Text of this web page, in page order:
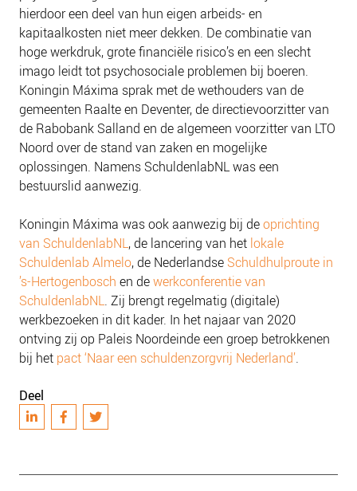
hierdoor een deel van hun eigen arbeids- en
kapitaalkosten niet meer dekken. De combinatie van
hoge werkdruk, grote financiële risico’s en een slecht
imago leidt tot psychosociale problemen bij boeren.
Koningin Máxima sprak met de wethouders van de
gemeenten Raalte en Deventer, de directievoorzitter van
de Rabobank Salland en de algemeen voorzitter van LTO
Noord over de stand van zaken en mogelijke
oplossingen. Namens SchuldenlabNL was een
bestuurslid aanwezig.
Koningin Máxima was ook aanwezig bij deoprichting
van SchuldenlabNL, de lancering van het lokale
Schuldenlab Almelo, de Nederlandse Schuldhulproute in
’s-Hertogenbosch en dewerkconferentie van
SchuldenlabNL. Zij brengt regelmatig (digitale)
werkbezoeken in dit kader. In het najaar van 2020
ontving zij op Paleis Noordeinde een groep betrokkenen
bij het pact ‘Naar een schuldenzorgvrij Nederland’.
Deel